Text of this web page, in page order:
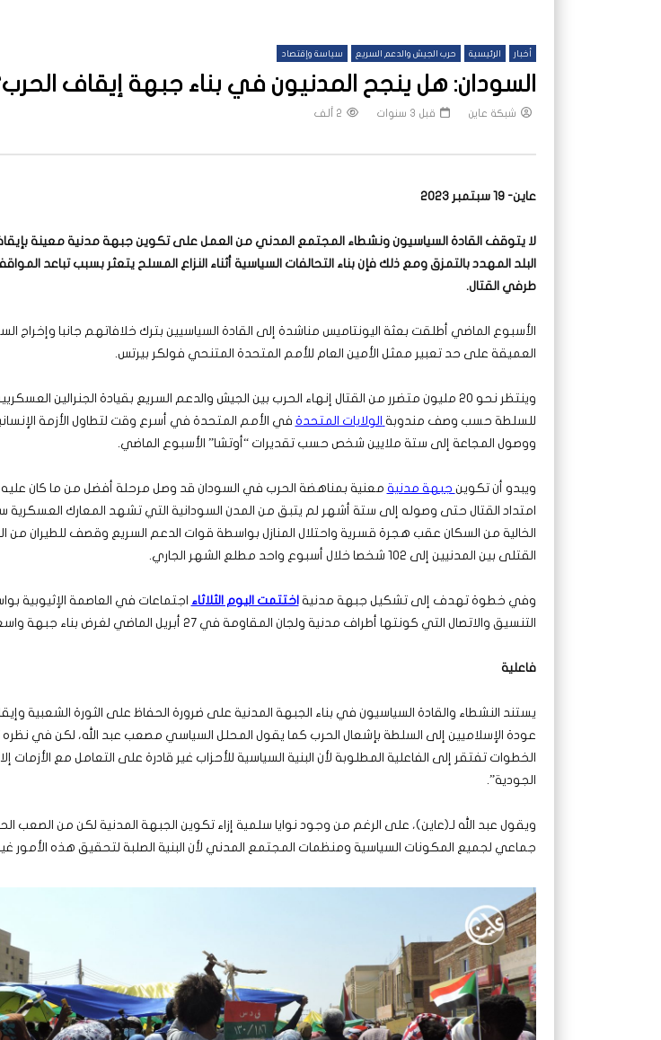
أخبار الرئيسية حرب الجيش والدعم السريع سياسة وإقتصاد
السودان: هل ينجح المدنيون في بناء جبهة إيقاف
شبكة عاين قبل 3 سنوات 2 ألف
عاين- 19 سبتمبر 2023
لا يتوقف القادة السياسيون ونشطاء المجتمع المدني من العمل على تكوين جبهة مدنية معينة
البلد المهدد بالتمزق ومع ذلك فإن بناء التحالفات السياسية أثناء النزاع المسلح يتعثر بسبب تباعد
طرفي القتال.
الأسبوع الماضي أطلقت بعثة اليونتاميس مناشدة إلى القادة السياسيين بترك خلافاتهم جانبا وإخراج
العميقة على حد تعبير ممثل الأمين العام للأمم المتحدة المتنحي فولكر بيرتس.
وينتظر نحو 20 مليون متضرر من القتال إنهاء الحرب بين الجيش والدعم السريع بقيادة الجنرالين
للسلطة حسب وصف مندوبة الولايات المتحدة في الأمم المتحدة في أسرع وقت لتطاول الأزمة
ووصول المجاعة إلى ستة ملايين شخص حسب تقديرات “أوتشا” الأسبوع الماضي.
ويبدو أن تكوين جبهة مدنية معنية بمناهضة الحرب في السودان قد وصل مرحلة أفضل من ما كان
امتداد القتال حتى وصوله إلى ستة أشهر لم يتبق من المدن السودانية التي تشهد المعارك
الخالية من السكان عقب هجرة قسرية واحتلال المنازل بواسطة قوات الدعم السريع وقصف للطيران من
القتلى بين المدنيين إلى 102 شخصا خلال أسبوع واحد مطلع الشهر الجاري.
وفي خطوة تهدف إلى تشكيل جبهة مدنية اختتمت اليوم الثلاثاء اجتماعات في العاصمة الإثيوبية
التنسيق والاتصال التي كونتها أطراف مدنية ولجان المقاومة في 27 أبريل الماضي لغرض بناء جبهة واسعة.
فاعلية
يستند النشطاء والقادة السياسيون في بناء الجبهة المدنية على ضرورة الحفاظ على الثورة الشعبية
عودة الإسلاميين إلى السلطة بإشعال الحرب كما يقول المحلل السياسي مصعب عبد الله، لكن في
الخطوات تفتقر إلى الفاعلية المطلوبة لأن البنية السياسية للأحزاب غير قادرة على التعامل مع
الجودية”.
ويقول عبد الله لـ(عاين)، على الرغم من وجود نوايا سلمية إزاء تكوين الجبهة المدنية لكن من الصعب
جماعي لجميع المكونات السياسية ومنظمات المجتمع المدني لأن البنية الصلبة لتحقيق هذه الأمور